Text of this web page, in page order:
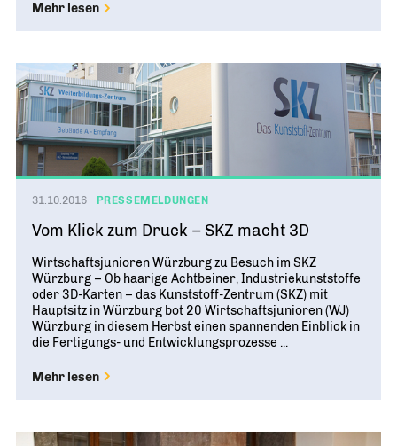
Mehr lesen
31.10.2016 PRESSEMELDUNGEN
Vom Klick zum Druck – SKZ macht 3D
Wirtschaftsjunioren Würzburg zu Besuch im SKZ
Würzburg – Ob haarige Achtbeiner, Industriekunststoffe
oder 3D-Karten – das Kunststoff-Zentrum (SKZ) mit
Hauptsitz in Würzburg bot 20 Wirtschaftsjunioren (WJ)
Würzburg in diesem Herbst einen spannenden Einblick in
die Fertigungs- und Entwicklungsprozesse ...
Mehr lesen